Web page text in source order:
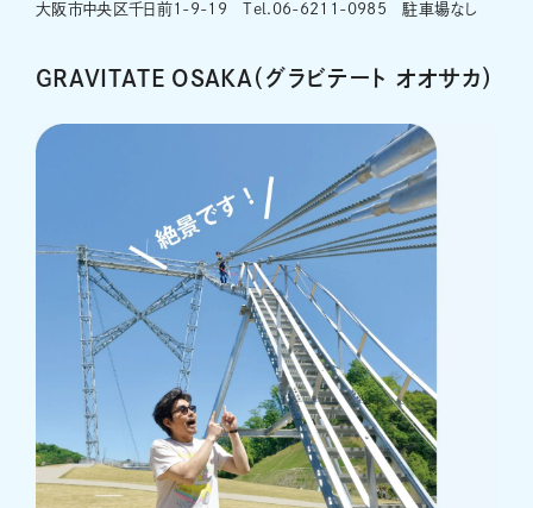
大阪市中央区千日前1-9-19 Tel.06-6211-0985 駐車場なし
GRAVITATE OSAKA（グラビテート オオサカ）